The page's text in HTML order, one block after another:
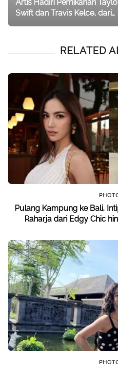
Artis Hadiri Pernikahan
Swift dan Travis Kelce, dari
RELATED
Pulang Kampung ke Bali, Intip 6 Potret Gaya
Raharja dari Edgy Chic